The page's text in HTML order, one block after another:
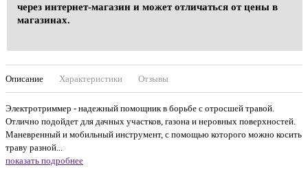
через интернет-магазин и может отличаться от цены в
магазинах.
Описание Характеристики Отзывы
Электротриммер - надежный помощник в борьбе с отросшей травой.
Отлично подойдет для дачных участков, газона и неровных поверхностей.
Маневренный и мобильный инструмент, с помощью которого можно косить
траву разной...
показать подробнее